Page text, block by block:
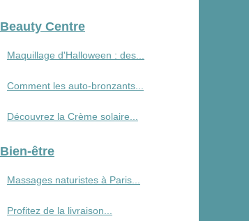
Beauty Centre
Maquillage d'Halloween : des...
Comment les auto-bronzants...
Découvrez la Crème solaire...
Bien-être
Massages naturistes à Paris...
Profitez de la livraison...